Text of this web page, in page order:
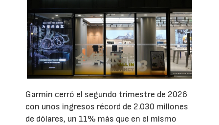
Garmin cerró el segundo trimestre de 2026
con unos ingresos récord de 2.030 millones
de dólares, un 11% más que en el mismo